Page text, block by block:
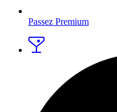
Passez Premium